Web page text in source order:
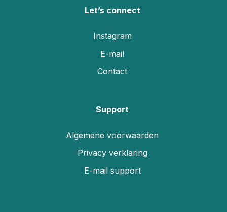
Let’s connect
Instagram
E-mail
Contact
Support
Algemene voorwaarden
Privacy verklaring
E-mail support